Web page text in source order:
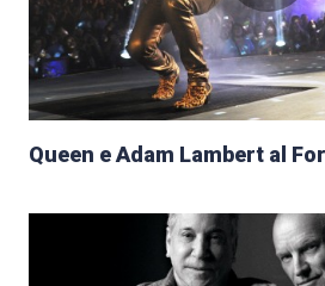
Queen e Adam Lambert al